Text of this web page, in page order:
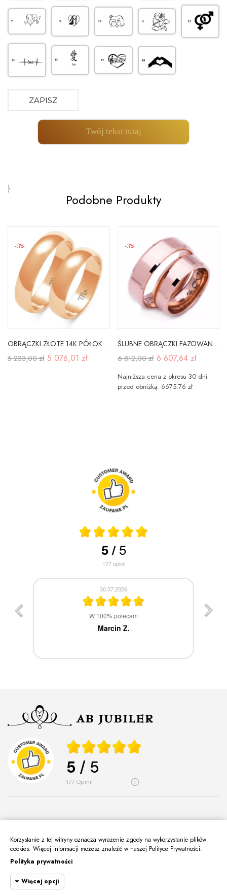
ZAPISZ
Twój tekst tutaj
}
Podobne Produkty
-3%
OBRĄCZKI ZŁOTE 14K PÓŁOKRĄGŁE SOCZEWKA A-103C
5 233,00 zł 5 076,01 zł
-3%
ŚLUBNE OBRĄCZKI FAZOWANE 6mm GRAWER pr 585
6 812,00 zł 6 607,64 zł
Najniższa cena z okresu 30 dni
przed obniżką: 6675.76 zł
5/5
177opinii
30.07.2026
W 100% polecam
Marcin Z.
5 / 5
177 opinii
O Nas
Informacje
Moje Konto
Korzystanie z tej witryny oznacza wyrażenie zgody na wykorzystanie plików
cookies. Więcej informacji możesz znaleźć w naszej Polityce Prywatności.
Polityka prywatności
Więcej opcji